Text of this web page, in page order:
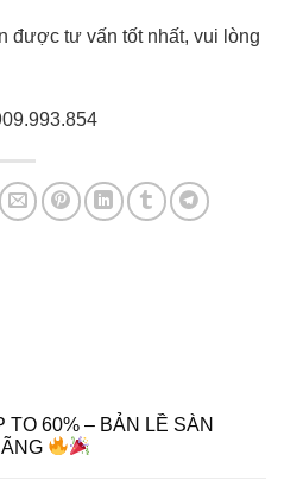
được tư vấn tốt nhất, vui lòng
TO 60% – BẢN LỀ SÀN